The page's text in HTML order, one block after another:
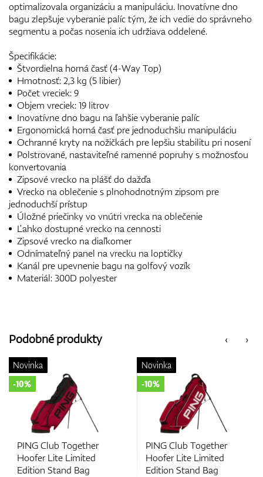
optimalizovala organizáciu a manipuláciu. Inovatívne dno
bagu zlepšuje vyberanie palíc tým, že ich vedie do správneho
segmentu a počas nosenia ich udržiava oddelené.
Špecifikácie:
Štvordielna horná časť (4-Way Top)
Hmotnosť: 2,3 kg (5 libier)
Počet vreciek: 9
Objem vreciek: 19 litrov
Inovatívne dno bagu na ľahšie vyberanie palíc
Ergonomická horná časť pre jednoduchšiu manipuláciu
Ochranné kryty na nožičkách pre lepšiu stabilitu pri nosení
Polstrované, nastaviteľné ramenné popruhy s možnosťou
konvertovania
Zipsové vrecko na plášť do dažďa
Vrecko na oblečenie s plnohodnotným zipsom pre
jednoduchší prístup
Úložné priečinky vo vnútri vrecka na oblečenie
Ľahko dostupné vrecko na cennosti
Zipsové vrecko na diaľkomer
Odnímateľný panel na vrecku na loptičky
Kanál pre upevnenie bagu na golfový vozík
Materiál: 300D polyester
‹
Podobné produkty ›
PING Club Together
Hoofer Lite Limited
Edition Stand Bag
Novinka
-10%
PING Club Together
Hoofer Lite Limited
Edition Stand Bag
Novinka
-10%